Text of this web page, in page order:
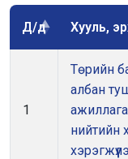
Д/д Хууль,
1
Төрийн
албан
нийтийн